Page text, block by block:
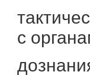
с